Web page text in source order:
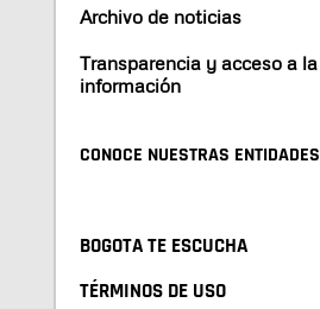
Archivo de noticias
Transparencia y acceso a la
información
CONOCE NUESTRAS ENTIDADES
BOGOTA TE ESCUCHA
TÉRMINOS DE USO